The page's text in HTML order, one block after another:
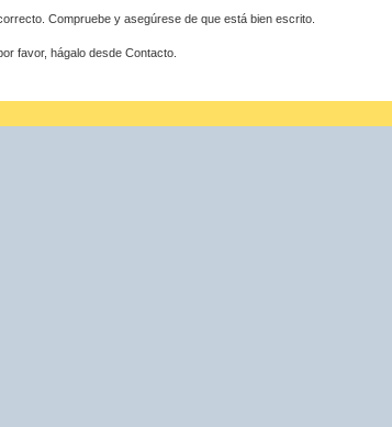
Compruebe y asegúrese de que está bien escrito.
favor, hágalo desde Contacto.